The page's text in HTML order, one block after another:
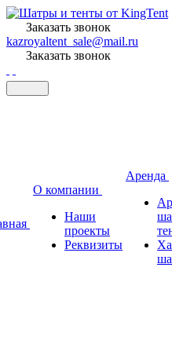
Заказать звонок
kazroyaltent_sale@mail.ru
Заказать звонок
О компании
Наши
проекты
Реквизиты
Аренда